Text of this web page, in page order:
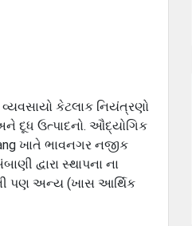
કેટલાક નિયંત્રણો
દૂધ ઉત્પાદનો. ઔદ્યોગિક
ખાતે ભાવનગર નજીક
દ્વારા સ્થાપના ના
પણ અન્ય (ખાસ આર્થિક